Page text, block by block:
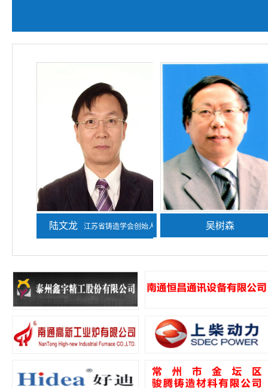
陆文龙 江苏省铸造学会创始人
熊守美 吴树森